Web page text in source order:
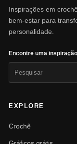
Inspirações em
bem-estar para
personalidade.
Encontre uma inspiração
EXPLORE
Crochê